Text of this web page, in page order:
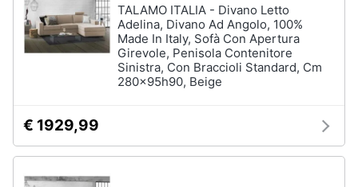
TALAMO ITALIA - Divano Letto
Adelina, Divano Ad Angolo, 100%
Made In Italy, Sofà Con Apertura
Girevole, Penisola Contenitore
Sinistra, Con Braccioli Standard, Cm
280x95h90, Beige
€ 1929,99